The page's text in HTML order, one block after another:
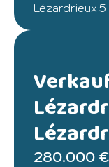
Lézardrieux 5
280.000 €